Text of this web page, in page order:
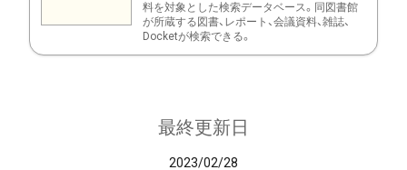
料を対象とした検索データベース。同図書館
が所蔵する図書、レポート、会議資料、雑誌、
Docketが検索できる。
最終更新日
2023/02/28